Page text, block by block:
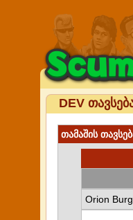
DEV
თამაშის
Orion